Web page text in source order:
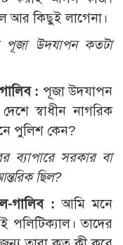
আর কিছুই লাগেনা।
পূজা উদযাপন কতটা
: পূজা উদযাপন
স্বাধীন নাগরিক
পুলিশ কেন?
ব্যাপারে সরকার বা
ছিল?
গালিব : আমি মনে
পলিটিক্যাল। তাদের